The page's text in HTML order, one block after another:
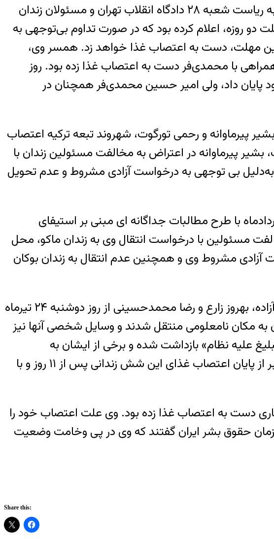
امیرحسین محمدی‌فر، عضو تحریریه نشریه گام، در تاریخ ۱۱ تیرماه طی نامه‌ای خطاب به ریاست شعبه ۲۸ دادگاه انقلاب تهران و مسئولان زندان
روزه، اعلام کرده بود که در صورت تداوم بی‌توجهی به
مهلت، دست به اعتصاب غذا خواهد زد. همسر وی،
بسر میبرد نیز از تاریخ ۱۳ تیرماه در حمایت و همراهی با محمدی‌فر دست به اعتصاب غذا زده بود. روز
خود پایان داد، ولی امیر حسین محمدی‌فر همچنان در
پیرماوانه و رحمی تورگوت، شهروند تبعه ترکیه اعتصاب
خصوص نوشت، بشیر پیرماوانه در اعتراض به مخالفت مسئولین زندان با
بی توجهی به درخواست آزادی مشروط و عدم تحویل
سبزی و قادر سلیمی دو زندانی دیگر این زندانی هستند که از روز سه شنبه ۱ مردادماه با طرح مطالبات جداگانه ای مبنی بر استیفای
با درخواست انتقال وی به زندان ماکو، محل
مشروط وی و همچنین عدم انتقال به زندان بوکان
در بند ۴ زندان اوین نیز حسین سرلک، مرتضی نظری سدهی، محسن امین پور، رضا بازآزاده، بهروز زارع و رضا محمدحسینی از روز دوشنبه ۲۴ تیرماه
به دفتر رییس زندان به مکان نامعلومی منتقل شدند و وسایل شخصی آنها نیز
علیه نظام» بازداشت شده و برخی از ایشان به
زندان‌های طویل المدت محکوم شده‌اند. روز چهارشنبه ۳ مرداد ماه، خبرگزاری هرانا خبر از پایان اعتصاب غذای این شش زندانی پس از ۱۱ روز و با
آباد شیراز است که از ۱ اردیبهشت ماه سال جاری دست به اعتصاب غذا زده بود. وی علت اعتصاب خود را
حقوق بشر ایران گفتند که وی در پی وخامت وضعیت
Share this: